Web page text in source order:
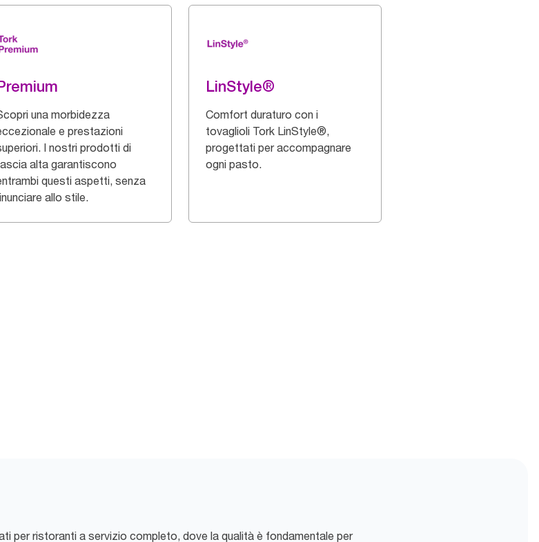
una morbidezza
e prestazioni
I nostri prodotti di
alta garantiscono
questi aspetti, senza
allo stile.
LinStyle®
Comfort duraturo con i
tovaglioli Tork LinStyle®,
progettati per accompagnare
ogni pasto.
per ristoranti a servizio completo, dove la qualità è fondamentale per